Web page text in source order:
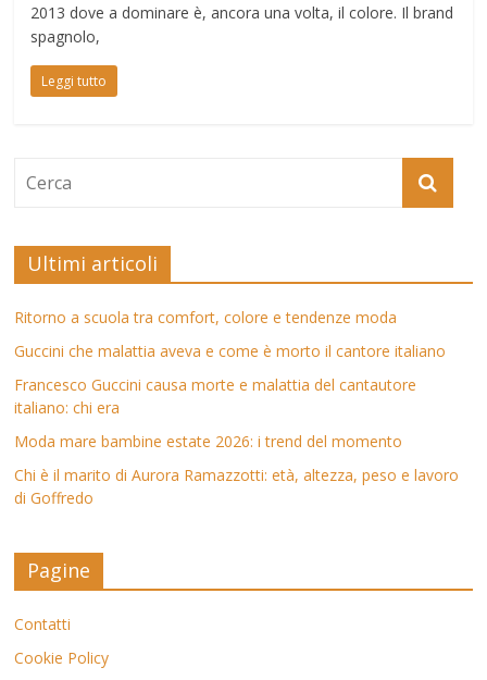
2013 dove a dominare è, ancora una volta, il colore. Il brand
spagnolo,
Leggi tutto
Ultimi articoli
Ritorno a scuola tra comfort, colore e tendenze moda
Guccini che malattia aveva e come è morto il cantore italiano
Francesco Guccini causa morte e malattia del cantautore
italiano: chi era
Moda mare bambine estate 2026: i trend del momento
Chi è il marito di Aurora Ramazzotti: età, altezza, peso e lavoro
di Goffredo
Pagine
Contatti
Cookie Policy